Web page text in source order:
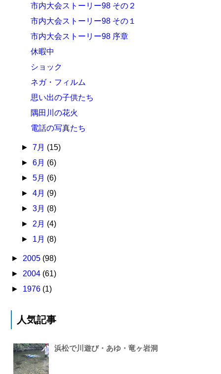
市内大会ストーリー98 その２
市内大会ストーリー98 その１
市内大会ストーリー98 序章
休暇中
ショック
ネガ・フィルム
思い出の子供たち
隅田川の花火
電話の写真たち
► 7月 (15)
► 6月 (6)
► 5月 (6)
► 4月 (9)
► 3月 (8)
► 2月 (4)
► 1月 (8)
► 2005 (98)
► 2004 (61)
► 1976 (1)
人気記事
浜松で川遊び・あゆ・竜ヶ岩洞